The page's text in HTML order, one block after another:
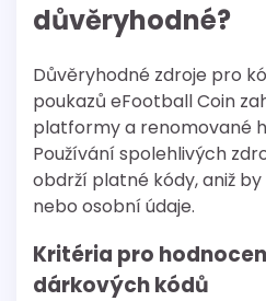
důvěryhodné?
Důvěryhodné zdroje pro
poukazů eFootball Coin
platformy a renomované
Používání spolehlivých
obdrží platné kódy, aniž
nebo osobní údaje.
Kritéria pro
dárkových kódů